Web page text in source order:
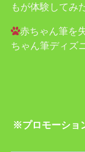
もが体験してみ
赤ちゃん筆を
ちゃん筆ディズ
※プロモーショ